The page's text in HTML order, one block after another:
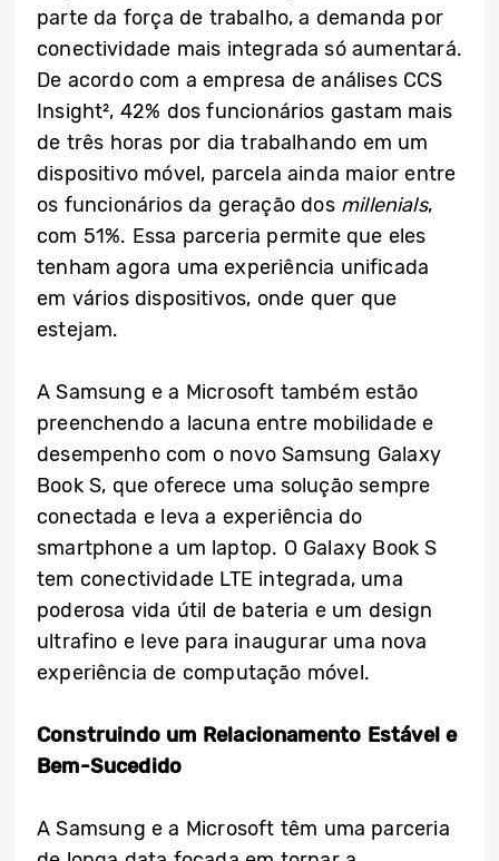
parte da força de trabalho, a demanda por
conectividade mais integrada só aumentará.
De acordo com a empresa de análises CCS
Insight², 42% dos funcionários gastam mais
de três horas por dia trabalhando em um
dispositivo móvel, parcela ainda maior entre
os funcionários da geração dos millenials,
com 51%. Essa parceria permite que eles
tenham agora uma experiência unificada
em vários dispositivos, onde quer que
estejam.
A Samsung e a Microsoft também estão
preenchendo a lacuna entre mobilidade e
desempenho com o novo Samsung Galaxy
Book S, que oferece uma solução sempre
conectada e leva a experiência do
smartphone a um laptop. O Galaxy Book S
tem conectividade LTE integrada, uma
poderosa vida útil de bateria e um design
ultrafino e leve para inaugurar uma nova
experiência de computação móvel.
Construindo um Relacionamento Estável e
Bem-Sucedido
A Samsung e a Microsoft têm uma parceria